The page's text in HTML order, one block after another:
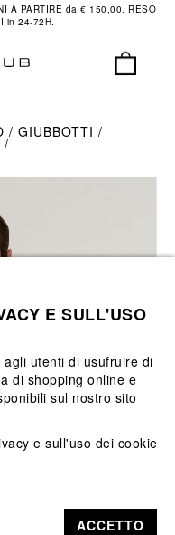
A PARTIRE da € 150,00. RESO
in 24-72H.
GIUBBOTTI
E SULL'USO
utenti di usufruire di
di shopping online e
sul nostro sito
e sull'uso dei cookie
ACCETTO